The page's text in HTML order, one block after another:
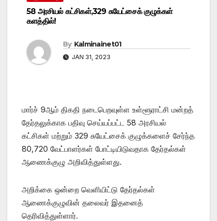
58 அரசியல் கட்சிகள்,329 சுயேட்சைக் குழுக்கள்
களத்தில்!
By Kalminainet01
JAN 31, 2023
மார்ச் 9ஆம் திகதி நடைபெறவுள்ள உள்ளூராட்சி மன்றத்
தேர்தலுக்காக பதிவு செய்யப்பட்ட 58 அரசியல்
கட்சிகள் மற்றும் 329 சுயேட்சைக் குழுக்களைச் சேர்ந்த
80,720 வேட்பாளர்கள் போட்டியிடுவதாக தேர்தல்கள்
ஆணைக்குழு அறிவித்துள்ளது.
அறிக்கை ஒன்றை வெளியிட்டு தேர்தல்கள்
ஆணைக்குழுவின் தலைவர் இதனைத்
தெரிவித்துள்ளார்.